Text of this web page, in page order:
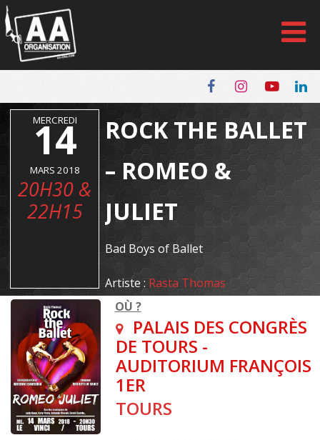
Panneau de gestion des cookies
MERCREDI
14
MARS 2018
20H30 &
22H15
ROCK THE BALLET
– ROMEO &
JULIET
Bad Boys of Ballet
Artiste :Rasta Thomas
OÙ ?
PALAIS DES CONGRÈS
DE TOURS -
AUDITORIUM FRANÇOIS
1ER
TOURS